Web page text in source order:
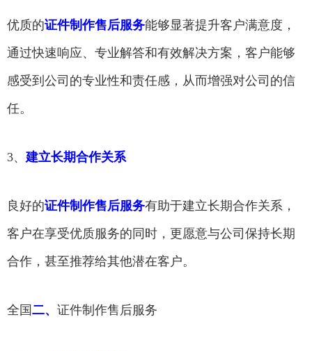
优质的证件制作售后服务能够显著提升客户满意度，
通过快速响应、专业解答和有效解决方案，客户能够
感受到公司的专业性和责任感，从而增强对公司的信
任。
3、 建立长期合作关系
良好的证件制作售后服务有助于建立长期合作关系，
客户在享受优质服务的同时，更愿意与公司保持长期
合作，甚至推荐给其他潜在客户。
全国二、 证件制作售后服务